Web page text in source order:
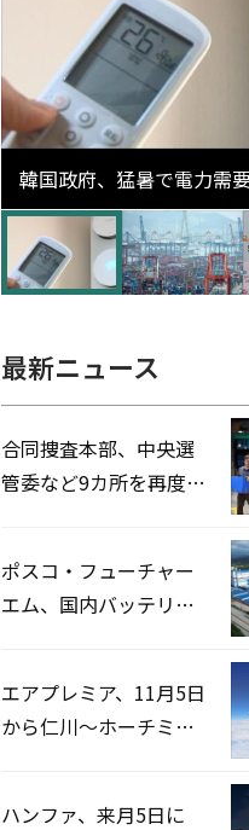
韓国政府、猛暑で電力需
高更新の可能性に需給対
検
最新ニュース
合同捜査本部、中央選
管委など9カ所を再度家
ポスコ・フューチャー
エム、国内バッテリー
エアプレミア、11月5日
から仁川〜ホーチミン
ハンファ、来月5日に